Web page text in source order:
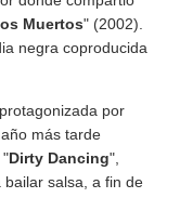
Muertos" (2002).
negra coproducida
por
año más tarde
"Dirty Dancing",
bailar salsa, a fin de